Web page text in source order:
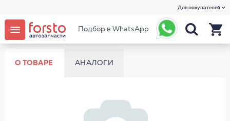
Для покупателей
Подбор в WhatsApp
О ТОВАРЕ АНАЛОГИ